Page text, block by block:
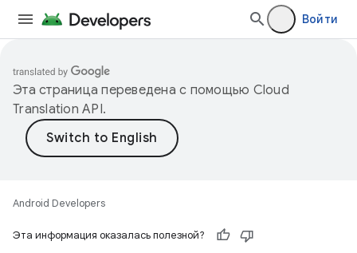
Войти
Эта страница переведена с помощью Cloud
Translation API.
Android Developers
Эта информация оказалась полезной?